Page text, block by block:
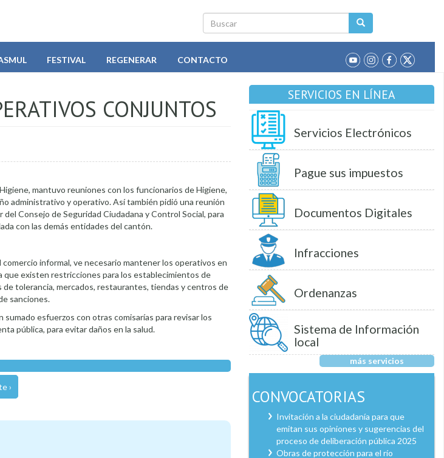
Buscar
FESTIVAL REGENERAR CONTACTO
CONJUNTOS
mantuvo reuniones con los funcionarios de Higiene,
administrativo y operativo. Así también pidió una reunión
del Consejo de Seguridad Ciudadana y Control Social, para
con las demás entidades del cantón.
comercio informal, ve necesario mantener los operativos en
que existen restricciones para los establecimientos de
de tolerancia, mercados, restaurantes, tiendas y centros de
sanciones.
sumado esfuerzos con otras comisarías para revisar los
pública, para evitar daños en la salud.
›
SERVICIOS EN LÍNEA
Servicios Electrónicos
Pague sus impuestos
Documentos Digitales
Infracciones
Ordenanzas
Sistema de Información
local
más servicios
CONVOCATORIAS
Invitación a la ciudadanía para que
emitan sus opiniones y sugerencias del
proceso de deliberación pública 2025
Obras de protección para el río